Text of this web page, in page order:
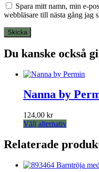
Spara mitt namn, min e-
webbläsare till nästa gång jag
Du kanske också
Nanna by
124,00 kr
Välj alternativDen
produkten
har
varianter.
Relaterade